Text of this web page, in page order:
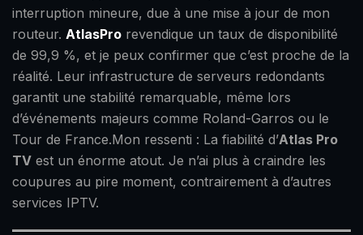
interruption mineure, due à une mise à jour de mon
routeur. AtlasPro revendique un taux de disponibilité
de 99,9 %, et je peux confirmer que c’est proche de la
réalité. Leur infrastructure de serveurs redondants
garantit une stabilité remarquable, même lors
d’événements majeurs comme Roland-Garros ou le
Tour de France.Mon ressenti : La fiabilité d’Atlas Pro
TV est un énorme atout. Je n’ai plus à craindre les
coupures au pire moment, contrairement à d’autres
services IPTV.